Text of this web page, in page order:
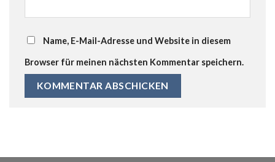
Name, E-Mail-Adresse und Website in diesem
Browser für meinen nächsten Kommentar speichern.